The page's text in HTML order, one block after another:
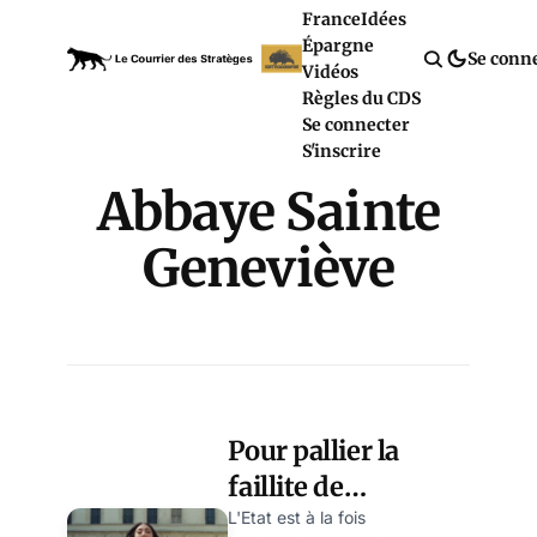
FranceIdées
Épargne
Vidéos
Règles du CDS
Se connecter
S'inscrire
Se
Abbaye Sainte
Geneviève
Pour pallier la
faillite de
l’Education
L'Etat est à la fois